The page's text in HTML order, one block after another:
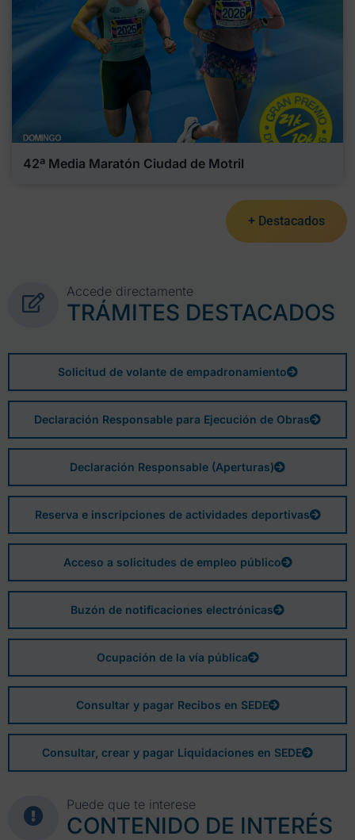
42ª Media Maratón Ciudad de Motril
+ Destacados
Accede directamente
TRÁMITES DESTACADOS
Solicitud de volante de empadronamiento
Declaración Responsable para Ejecución de Obras
Declaración Responsable (Aperturas)
Reserva e inscripciones de actividades deportivas
Acceso a solicitudes de empleo público
Buzón de notificaciones electrónicas
Ocupación de la vía pública
Consultar y pagar Recibos en SEDE
Consultar, crear y pagar Liquidaciones en SEDE
Puede que te interese
CONTENIDO DE INTERÉS